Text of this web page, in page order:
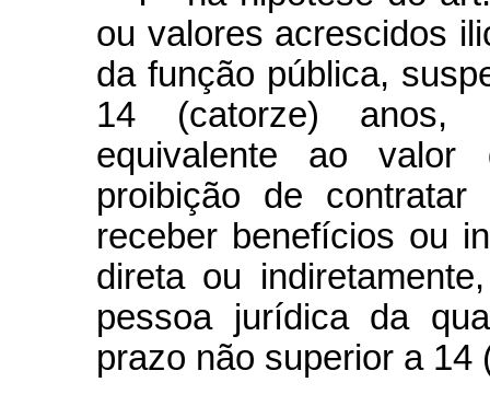
ou valores acrescidos
da função pública,
14 (catorze) anos,
equivalente ao valor
proibição de
receber benefícios ou
direta ou
pessoa jurídica da
prazo não superior a 14